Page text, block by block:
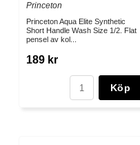
Princeton
Princeton Aqua Elite Synthetic
Short Handle Wash Size 1/2. Flat
pensel av kol...
189 kr
Köp